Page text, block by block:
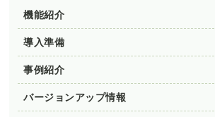
機能紹介
導入準備
事例紹介
バージョンアップ情報